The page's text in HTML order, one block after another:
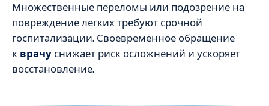
Множественные переломы или подозрение на
повреждение легких требуют срочной
госпитализации. Своевременное обращение
к врачу снижает риск осложнений и ускоряет
восстановление.